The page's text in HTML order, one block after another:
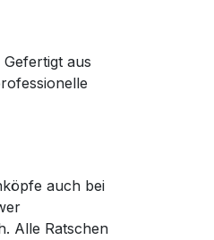
aus
auch bei
Alle Ratschen